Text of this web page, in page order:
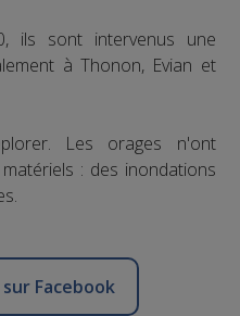
ils sont intervenus une
à Thonon, Evian et
Les orages n'ont
: des inondations
Facebook